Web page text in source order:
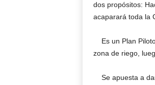
dos propósitos:
acaparará toda la
Es un Plan
zona de riego,
Se apuesta a